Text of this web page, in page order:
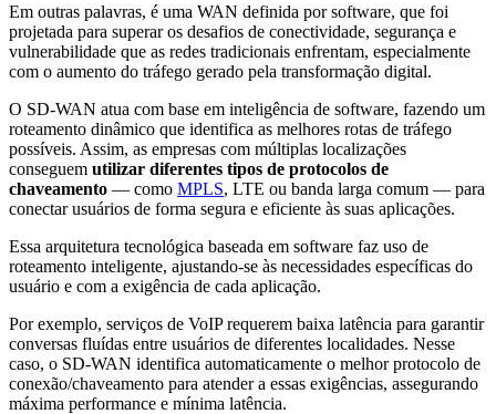
Em outras palavras, é uma WAN definida por software, que foi
projetada para superar os desafios de conectividade, segurança e
vulnerabilidade que as redes tradicionais enfrentam, especialmente
com o aumento do tráfego gerado pela transformação digital.
O SD-WAN atua com base em inteligência de software, fazendo um
roteamento dinâmico que identifica as melhores rotas de tráfego
possíveis. Assim, as empresas com múltiplas localizações
conseguem utilizar diferentes tipos de protocolos de
chaveamento — como MPLS, LTE ou banda larga comum — para
conectar usuários de forma segura e eficiente às suas aplicações.
Essa arquitetura tecnológica baseada em software faz uso de
roteamento inteligente, ajustando-se às necessidades específicas do
usuário e com a exigência de cada aplicação.
Por exemplo, serviços de VoIP requerem baixa latência para garantir
conversas fluídas entre usuários de diferentes localidades. Nesse
caso, o SD-WAN identifica automaticamente o melhor protocolo de
conexão/chaveamento para atender a essas exigências, assegurando
máxima performance e mínima latência.